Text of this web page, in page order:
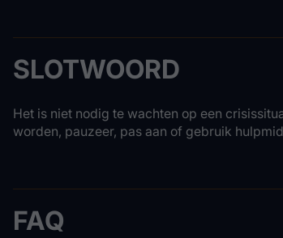
SLOTWOORD
Het is niet nodig te wachten op een
worden, pauzeer, pas aan of gebruik
FAQ